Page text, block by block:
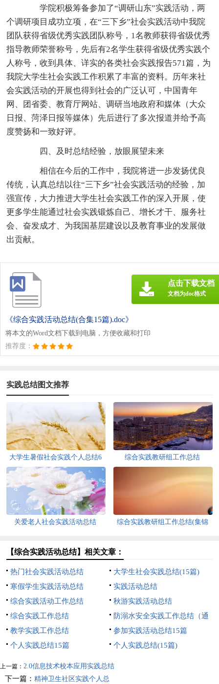
学院积极筹备参加了“调研山东”实践活动，两
个调研项目成功立项，在“三下乡”社会实践活动中我院
团队获得省级优秀实践团队称号，1名教师获得省级优秀
指导教师荣誉称号，先后有2名学生获得省级优秀实践个
人称号，收到具体、详实的各类社会实践报告571篇，为
我院大学生社会实践工作积累了丰富的资料。历年来社
会实践活动的开展也得到社会的广泛认可，中国青年
网、团省委、教育厅网站、调研当地政府和媒体（大众
日报、菏泽日报等媒体）先后进行了多次报道并给予高
度赞扬和一致好评。
四、及时总结经验，放眼展望未来
相信在今后的工作中，我院将进一步发扬优良
传统，认真总结以往“三下乡”社会实践活动的经验，加
强宣传，大力推进大学生社会实践工作的深入开展，使
更多学生能通过社会实践锻炼自己、增长才干、服务社
会、奋发成才、为我国基层建设以及教育事业的发展做
出贡献。
《综合实践活动总结(合集15篇).doc》
将本文的Word文档下载到电脑，方便收藏和打印
推荐度：
点击下载文档
文档为doc格式
实践总结图文推荐
大学生暑假社会实践个人总结6
篇
综合实践教研组工作总结
关爱老人社会实践活动总结
综合实践教研组工作总结(集锦
【综合实践活动总结】相关文章：
热门社会实践活动总结
大学生社会实践总结(15篇)
寒假学生实践活动总结
实践活动总结
综合实践活动工作总结
秋游实践活动总结
综合实践工作总结
防溺水安全实践工作总结（通
用5篇）
教学实践工作总结
参加实践活动总结15篇
个人实践总结15篇
个人实践总结(15篇)
上一篇： 2.0信息技术校本应用实践总结
下一篇： 精神卫生社区实践个人总